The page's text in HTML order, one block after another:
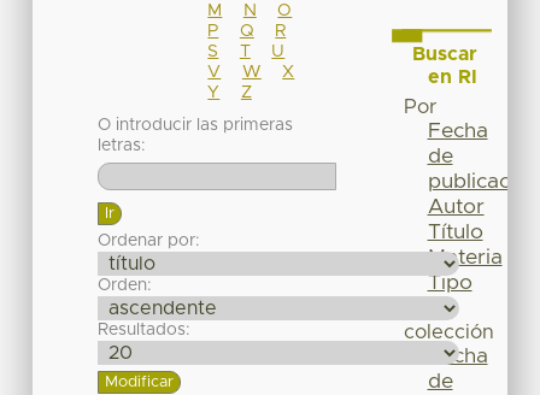
M
N
O
P
Q
R
S
T
U
V
W
X
Y
Z
O introducir las primeras
letras:
Ordenar por:
Orden:
Resultados:
Buscar
en RI
Por
Fecha
de
publicación
Autor
Título
Materia
Tipo
colección
Fecha
de